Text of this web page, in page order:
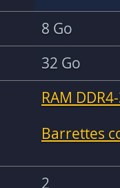
8 Go
32 Go
RAM
Barrettes
2